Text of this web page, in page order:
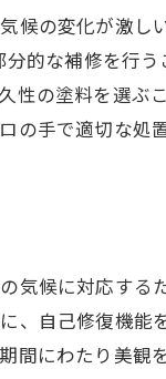
補修のポイント
ノウハウ
選び
候の変化が激
的な補修を行
の塗料を選ぶ
手で適切な処
気候に対応する
、自己修復機能
にわたり美観